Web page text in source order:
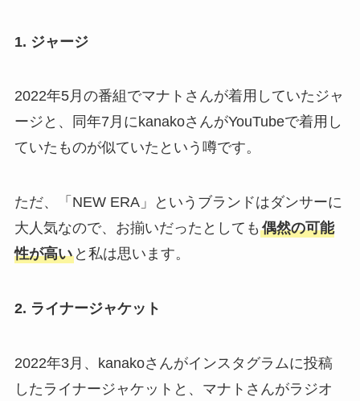
1. ジャージ
2022年5月の番組でマナトさんが着用していたジャ
ージと、同年7月にkanakoさんがYouTubeで着用し
ていたものが似ていたという噂です。
ただ、「NEW ERA」というブランドはダンサーに
大人気なので、お揃いだったとしても 偶然の可能
性が高いと私は思います。
2. ライナージャケット
2022年3月、kanakoさんがインスタグラムに投稿
したライナージャケットと、マナトさんがラジオ